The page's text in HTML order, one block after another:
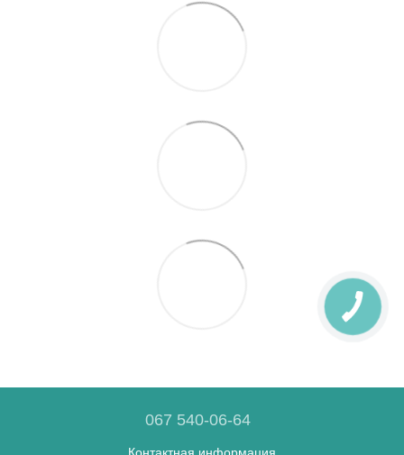
067 540-06-64